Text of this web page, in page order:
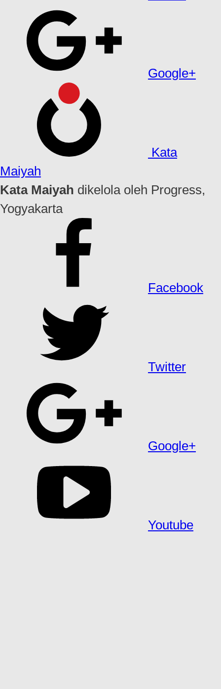
Google+
Kata
Maiyah
Kata Maiyah dikelola oleh Progress,
Yogyakarta
Facebook
Twitter
Google+
Youtube